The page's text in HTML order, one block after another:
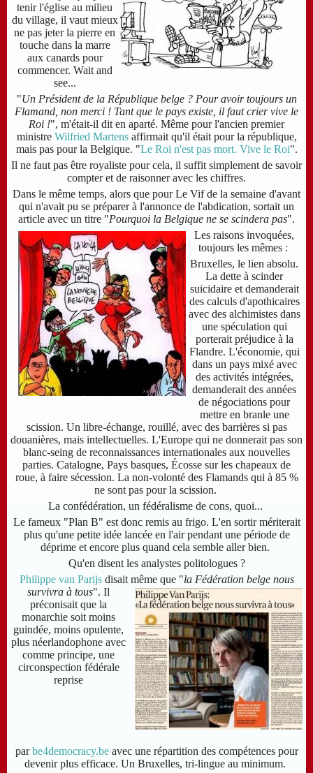
tenir l'église au milieu
du village, il vaut mieux
ne pas jeter la pierre en
touche dans la marre
aux canards pour
commencer. Wait and
see...
"Un Président de la République belge ? Pour avoir toujours un
Flamand, non merci ! Tant que le pays existe, il faut crier vive le
Roi !", m'était-il dit en aparté. Même pour l'ancien premier
ministre Wilfried Martensaffirmait qu'il était pour la république,
mais pas pour la Belgique. "Le Roi n'est pas mort. Vive le Roi".
Il ne faut pas être royaliste pour cela, il suffit simplement de savoir
compter et de raisonner avec les chiffres.
Dans le même temps, alors que pour Le Vif de la semaine d'avant
qui n'avait pu se préparer à l'annonce de l'abdication, sortait un
article avec un titre "Pourquoi la Belgique ne se scindera pas".
Les raisons invoquées,
toujours les mêmes :
Bruxelles, le lien absolu.
La dette à scinder
suicidaire et demanderait
des calculs d'apothicaires
avec des alchimistes dans
une spéculation qui
porterait préjudice à la
Flandre. L'économie, qui
dans un pays mixé avec
des activités intégrées,
demanderait des années
de négociations pour
mettre en branle une
scission. Un libre-échange, rouillé, avec des barrières si pas
douanières, mais intellectuelles. L'Europe qui ne donnerait pas son
blanc-seing de reconnaissances internationales aux nouvelles
parties. Catalogne, Pays basques, Écosse sur les chapeaux de
roue, à faire sécession. La non-volonté des Flamands qui à 85 %
ne sont pas pour la scission.
La confédération, un fédéralisme de cons, quoi...
Le fameux "Plan B" est donc remis au frigo. L'en sortir mériterait
plus qu'une petite idée lancée en l'air pendant une période de
déprime et encore plus quand cela semble aller bien.
Qu'en disent les analystes politologues ?
Philippe van Parijsdisait même que "la Fédération belge nous
survivra à tous". Il
préconisait que la
monarchie soit moins
guindée, moins opulente,
plus néerlandophone avec
comme principe, une
circonspection fédérale
reprise
parbe4democracy.beavec une répartition des compétences pour
devenir plus efficace. Un Bruxelles, tri-lingue au minimum.